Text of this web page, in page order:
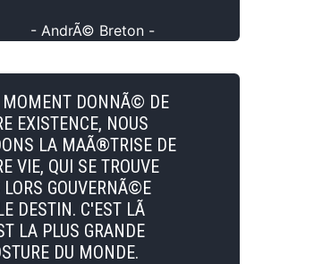
- AndrÃ© Breton -
DONNÃ© DE
EXISTENCE, NOUS
LA MAÃ®TRISE DE
VIE, QUI SE TROUVE
LORS GOUVERNÃ©E
DESTIN. C'EST LÃ
LA PLUS GRANDE
DU MONDE.